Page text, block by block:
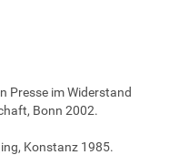
Presse im Widerstand
Bonn 2002.
Konstanz 1985.